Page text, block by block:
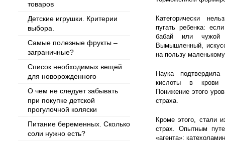
товаров
Детские игрушки. Критерии
выбора.
Самые полезные фрукты –
заграничные?
Список необходимых вещей
для новорожденного
О чем не следует забывать
при покупке детской
прогулочной коляски
Питание беременных. Сколько
соли нужно есть?
Категорически
пугать ребенка:
бабай или
Вымышленный,
на пользу
Наука
кислоты в крови
Понижение этого
страха.
Кроме этого, стали
страх. Опытным
«агента»: